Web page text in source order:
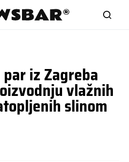
iz Zagreba
vlažnih
slinom